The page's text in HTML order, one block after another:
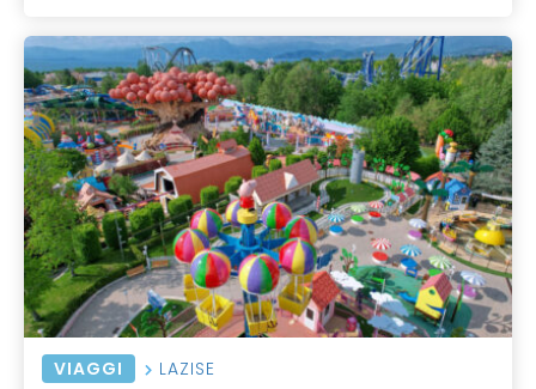
VIAGGI LAZISE